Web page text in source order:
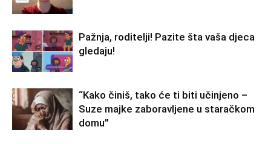
Pažnja, roditelji! Pazite šta vaša djeca
gledaju!
“Kako činiš, tako će ti biti učinjeno –
Suze majke zaboravljene u staračkom
domu”